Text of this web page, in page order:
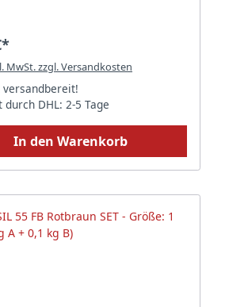
MwSt. zzgl. Versandkosten
versandbereit!
durch DHL: 2-5 Tage
In den Warenkorb